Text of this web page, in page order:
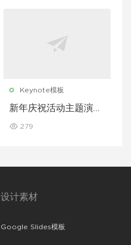
Keynote模板
新年庆祝活动主题演讲
279
设计素材
Google Slides模板